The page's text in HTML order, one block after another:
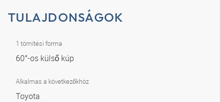
TULAJDONSÁGOK
1 tömítési forma
60°-os külső kúp
Alkalmas a következőkhöz
Toyota